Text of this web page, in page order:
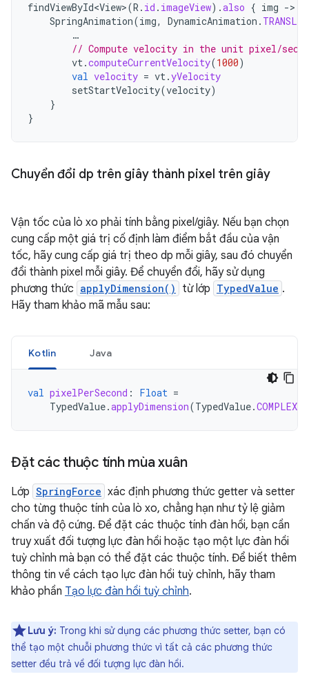
findViewById<View>(R . id . imageView).also { img -
SpringAnimation(img, DynamicAnimation .
…
// Compute velocity in the unit pixel/
vt.computeCurrentVelocity(1000)
val velocity = vt.yVelocity
setStartVelocity(velocity)
}
}
Chuyển đổi dp trên giây thành pixel trên giây
Vận tốc của lò xo phải tính bằng pixel/giây. Nếu bạn chọn
cung cấp một giá trị cố định làm điểm bắt đầu của vận
tốc, hãy cung cấp giá trị theo dp mỗi giây, sau đó chuyển
đổi thành pixel mỗi giây. Để chuyển đổi, hãy sử dụng
phương thức applyDimension() từ lớp TypedValue .
Hãy tham khảo mã mẫu sau:
Kotlin Java
val pixelPerSecond : Float =
TypedValue.applyDimension(TypedValue.
Đặt các thuộc tính mùa xuân
Lớp SpringForce xác định phương thức getter và setter
cho từng thuộc tính của lò xo, chẳng hạn như tỷ lệ giảm
chấn và độ cứng. Để đặt các thuộc tính đàn hồi, bạn cần
truy xuất đối tượng lực đàn hồi hoặc tạo một lực đàn hồi
tuỳ chỉnh mà bạn có thể đặt các thuộc tính. Để biết thêm
thông tin về cách tạo lực đàn hồi tuỳ chỉnh, hãy tham
khảo phần Tạo lực đàn hồi tuỳ chỉnh.
Lưu ý: Trong khi sử dụng các phương thức setter, bạn có
thể tạo một chuỗi phương thức vì tất cả các phương thức
setter đều trả về đối tượng lực đàn hồi.